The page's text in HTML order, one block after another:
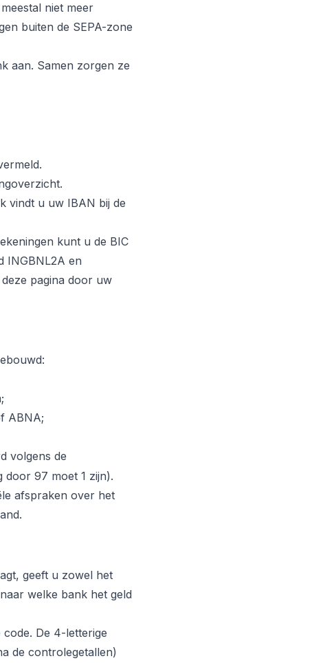
niet meer
buiten de SEPA-zone
aan. Samen zorgen ze
vindt u uw IBAN bij de
kunt u de BIC
INGBNL2A en
pagina door uw
ABNA;
volgens de
door 97 moet 1 zijn).
afspraken over het
geeft u zowel het
welke bank het geld
De 4-letterige
de controlegetallen)